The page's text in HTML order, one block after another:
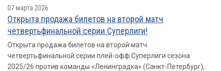
07 марта 2026
Открыта продажа билетов на второй матч
четвертьфинальной серии Суперлиги!
Открыта продажа билетов на второй матч
четвертьфинальной серии плей-офф Суперлиги сезона
2025/26 против команды «Ленинградка» (Санкт-Петербург),